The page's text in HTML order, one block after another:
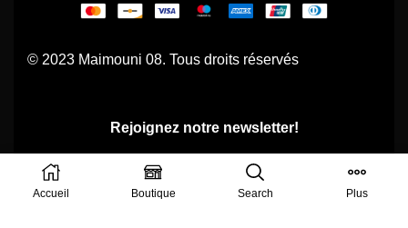
© 2023 Maimouni 08. Tous droits réservés
Rejoignez notre newsletter!
Accueil Boutique Search Plus